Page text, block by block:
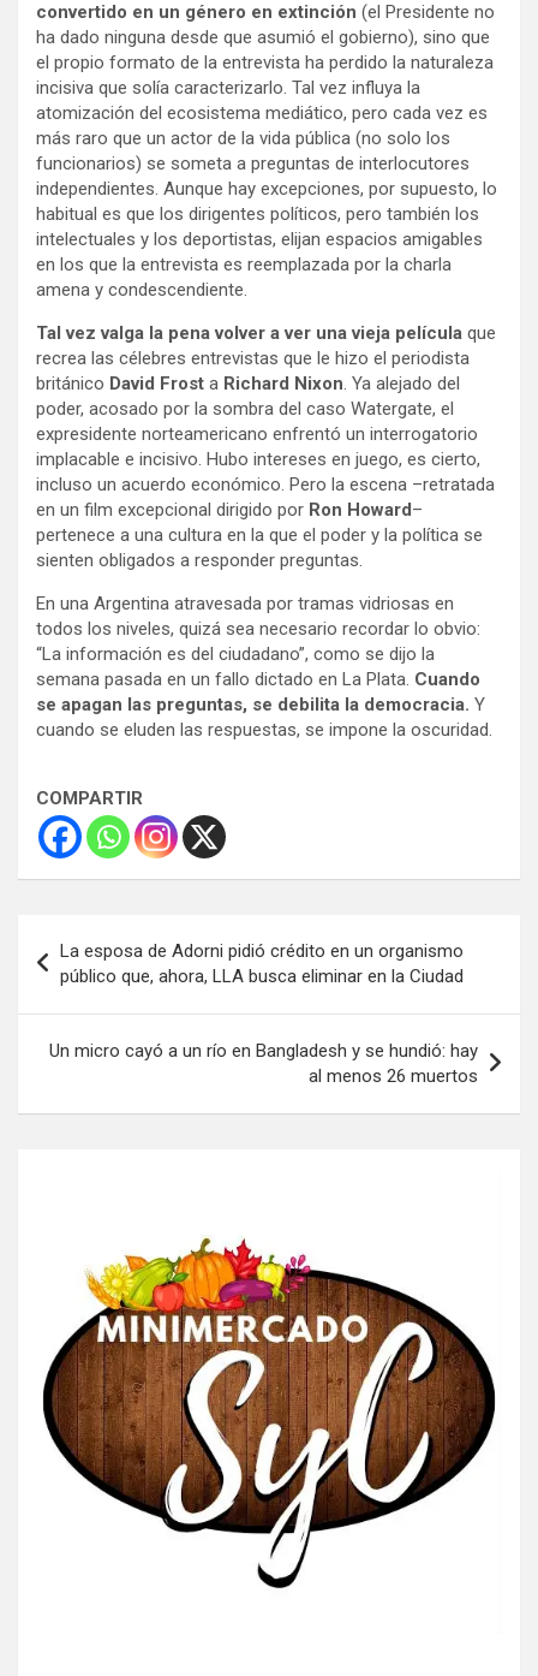
convertido en un género en extinción (el Presidente no
ha dado ninguna desde que asumió el gobierno), sino que
el propio formato de la entrevista ha perdido la naturaleza
incisiva que solía caracterizarlo. Tal vez influya la
atomización del ecosistema mediático, pero cada vez es
más raro que un actor de la vida pública (no solo los
funcionarios) se someta a preguntas de interlocutores
independientes. Aunque hay excepciones, por supuesto, lo
habitual es que los dirigentes políticos, pero también los
intelectuales y los deportistas, elijan espacios amigables
en los que la entrevista es reemplazada por la charla
amena y condescendiente.
Tal vez valga la pena volver a ver una vieja película que
recrea las célebres entrevistas que le hizo el periodista
británico David Frost a Richard Nixon. Ya alejado del
poder, acosado por la sombra del caso Watergate, el
expresidente norteamericano enfrentó un interrogatorio
implacable e incisivo. Hubo intereses en juego, es cierto,
incluso un acuerdo económico. Pero la escena –retratada
en un film excepcional dirigido por Ron Howard–
pertenece a una cultura en la que el poder y la política se
sienten obligados a responder preguntas.
En una Argentina atravesada por tramas vidriosas en
todos los niveles, quizá sea necesario recordar lo obvio:
“La información es del ciudadano”, como se dijo la
semana pasada en un fallo dictado en La Plata. Cuando
se apagan las preguntas, se debilita la democracia. Y
cuando se eluden las respuestas, se impone la oscuridad.
COMPARTIR
de
entradas
La esposa de Adorni pidió crédito en un organismo
público que, ahora, LLA busca eliminar en la Ciudad
Un micro cayó a un río en Bangladesh y se hundió: hay
al menos 26 muertos